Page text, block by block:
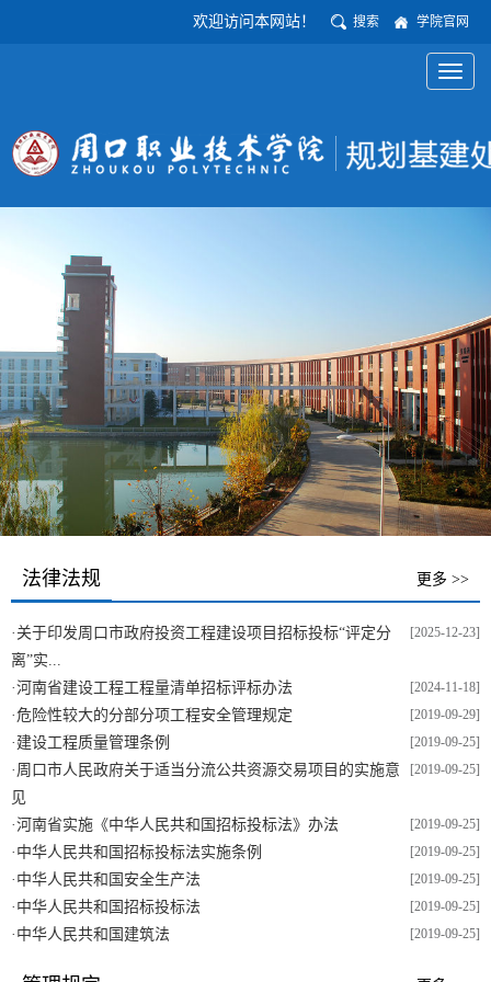
欢迎访问本网站！ 搜索 学院官网
Toggle
法律法规 更多 >>
[2025-12-23]
· 关于印发周口市政府投资工程建设项目招标投标“评定分
离”实...
[2024-11-18]
·河南省建设工程工程量清单招标评标办法
[2019-09-29]
·危险性较大的分部分项工程安全管理规定
[2019-09-25]
· 建设工程质量管理条例
[2019-09-25]
· 周口市人民政府关于适当分流公共资源交易项目的实施意
见
[2019-09-25]
·河南省实施《中华人民共和国招标投标法》办法
[2019-09-25]
· 中华人民共和国招标投标法实施条例
[2019-09-25]
· 中华人民共和国安全生产法
[2019-09-25]
· 中华人民共和国招标投标法
[2019-09-25]
· 中华人民共和国建筑法